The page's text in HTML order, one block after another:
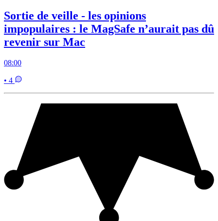
Sortie de veille - les opinions
impopulaires : le MagSafe n’aurait pas dû
revenir sur Mac
08:00
• 4